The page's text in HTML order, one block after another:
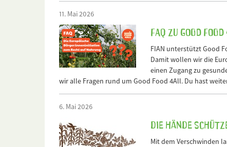
11. Mai 2026
FAQ zu Good
FIAN unterstützt Good
Damit wollen wir die
einen Zugang zu
wir alle Fragen rund um Good Food 4All. Du hast
6. Mai 2026
Die Hände
Mit dem Verschwinden